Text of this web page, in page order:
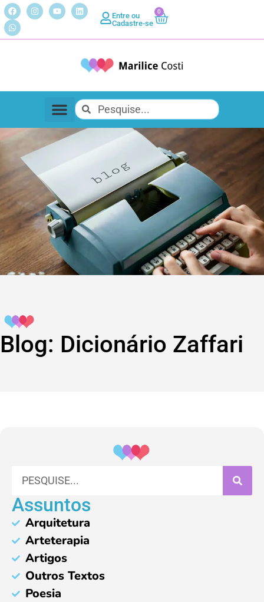
Entre ou
Cadastre-se
0
Blog: Dicionário Zaffari
Assuntos
Arquitetura
Arteterapia
Artigos
Outros Textos
Poesia